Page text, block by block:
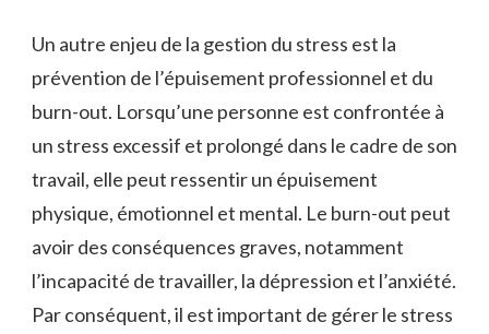
Un autre enjeu de la gestion du stress est la
prévention de l’épuisement professionnel et du
burn-out. Lorsqu’une personne est confrontée à
un stress excessif et prolongé dans le cadre de son
travail, elle peut ressentir un épuisement
physique, émotionnel et mental. Le burn-out peut
avoir des conséquences graves, notamment
l’incapacité de travailler, la dépression et l’anxiété.
Par conséquent, il est important de gérer le stress